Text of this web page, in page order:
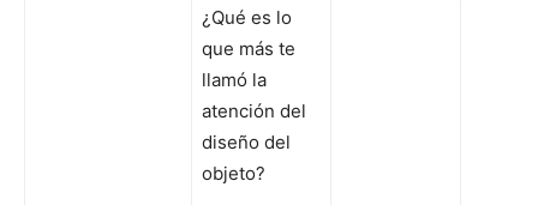
¿Qué es lo
que más te
llamó la
atención del
diseño del
objeto?